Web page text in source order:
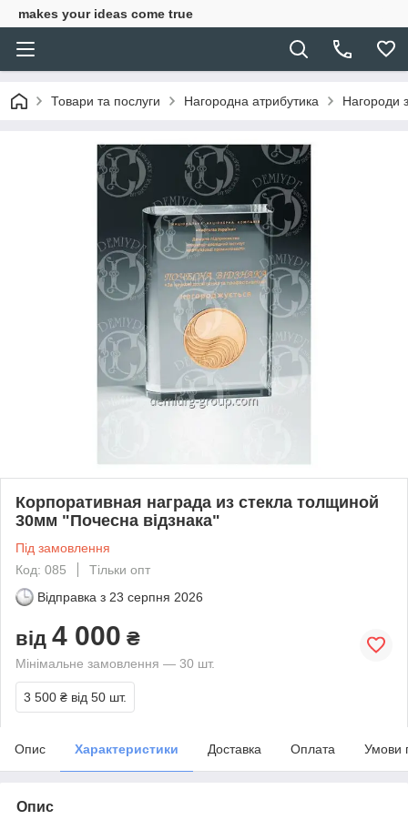
makes your ideas come true
Товари та послуги Нагородна атрибутика Нагороди
Корпоративная награда из стекла толщиной
30мм "Почесна відзнака"
Під замовлення
Код: 085
Тільки опт
Відправка з 23 серпня 2026
від 4 000 ₴
Мінімальне замовлення — 30 шт.
3 500 ₴ від 50 шт.
Опис Характеристики Доставка Оплата Умови
Опис